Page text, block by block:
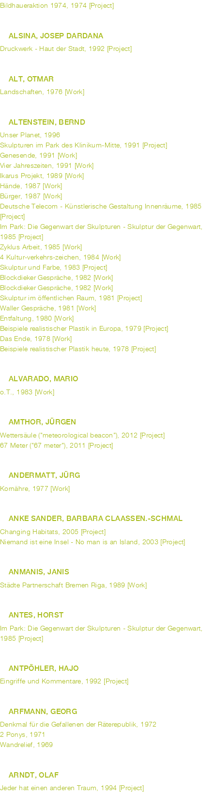
Bildhaueraktion 1974, 1974 [Project]
ALSINA, JOSEP DARDANA
Druckwerk - Haut der Stadt, 1992 [Project]
ALT, OTMAR
Landschaften, 1976 [Work]
ALTENSTEIN, BERND
Unser Planet, 1996
Skulpturen im Park des Klinikum-Mitte, 1991 [Project]
Genesende, 1991 [Work]
Vier Jahreszeiten, 1991 [Work]
Ikarus Projekt, 1989 [Work]
Hände, 1987 [Work]
Bürger, 1987 [Work]
Deutsche Telecom - Künstlerische Gestaltung Innenräume, 1985
[Project]
Im Park: Die Gegenwart der Skulpturen - Skulptur der Gegenwart,
1985 [Project]
Zyklus Arbeit, 1985 [Work]
4 Kultur-verkehrs-zeichen, 1984 [Work]
Skulptur und Farbe, 1983 [Project]
Blockdieker Gespräche, 1982 [Work]
Blockdieker Gespräche, 1982 [Work]
Skulptur im öffentlichen Raum, 1981 [Project]
Waller Gespräche, 1981 [Work]
Entfaltung, 1980 [Work]
Beispiele realistischer Plastik in Europa, 1979 [Project]
Das Ende, 1978 [Work]
Beispiele realistischer Plastik heute, 1978 [Project]
ALVARADO, MARIO
o.T., 1983 [Work]
AMTHOR, JÜRGEN
Wettersäule ("meteorological beacon"), 2012 [Project]
67 Meter ("67 meter"), 2011 [Project]
ANDERMATT, JÜRG
Kornähre, 1977 [Work]
ANKE SANDER, BARBARA CLAASSEN.-SCHMAL
Changing Habitats, 2005 [Project]
Niemand ist eine Insel - No man is an Island, 2003 [Project]
ANMANIS, JANIS
Städte Partnerschaft Bremen Riga, 1989 [Work]
ANTES, HORST
Im Park: Die Gegenwart der Skulpturen - Skulptur der Gegenwart,
1985 [Project]
ANTPÖHLER, HAJO
Eingriffe und Kommentare, 1992 [Project]
ARFMANN, GEORG
Denkmal für die Gefallenen der Räterepublik, 1972
2 Ponys, 1971
Wandrelief, 1969
ARNDT, OLAF
Jeder hat einen anderen Traum, 1994 [Project]